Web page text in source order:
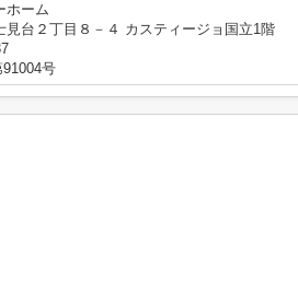
ホーム
見台２丁目８－４ カスティージョ国立1階
号